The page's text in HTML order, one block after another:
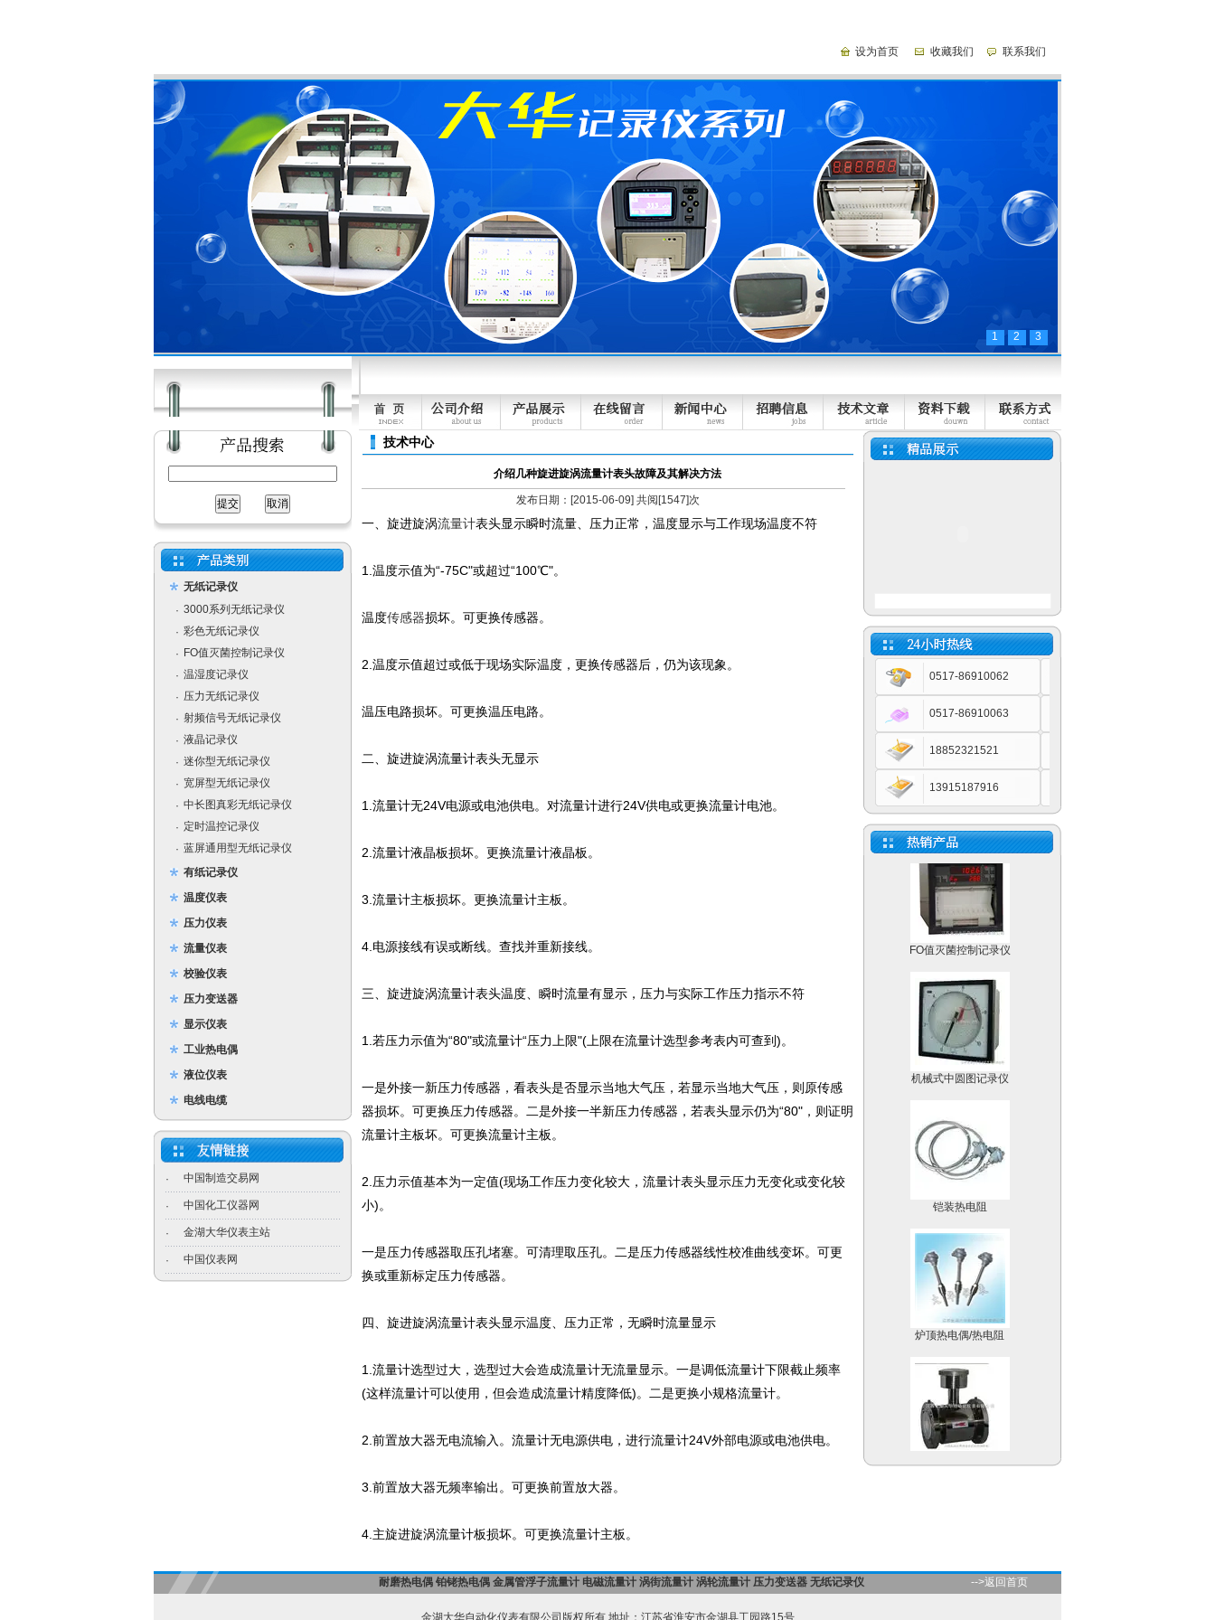
设为首页 收藏我们 联系我们
1 2 3
无纸记录仪
· 3000系列无纸记录仪
· 彩色无纸记录仪
· FO值灭菌控制记录仪
· 温湿度记录仪
· 压力无纸记录仪
· 射频信号无纸记录仪
· 液晶记录仪
· 迷你型无纸记录仪
· 宽屏型无纸记录仪
· 中长图真彩无纸记录仪
· 定时温控记录仪
· 蓝屏通用型无纸记录仪
有纸记录仪
温度仪表
压力仪表
流量仪表
校验仪表
压力变送器
显示仪表
工业热电偶
液位仪表
电线电缆
· 中国制造交易网
· 中国化工仪器网
· 金湖大华仪表主站
· 中国仪表网
技术中心
介绍几种旋进旋涡流量计表头故障及其解决方法
发布日期：[2015-06-09] 共阅[1547]次
一、旋进旋涡流量计表头显示瞬时流量、压力正常，温度显示与工作现场温度不符
1.温度示值为“-75C"或超过“100℃"。
温度传感器损坏。可更换传感器。
2.温度示值超过或低于现场实际温度，更换传感器后，仍为该现象。
温压电路损坏。可更换温压电路。
二、旋进旋涡流量计表头无显示
1.流量计无24V电源或电池供电。对流量计进行24V供电或更换流量计电池。
2.流量计液晶板损坏。更换流量计液晶板。
3.流量计主板损坏。更换流量计主板。
4.电源接线有误或断线。查找并重新接线。
三、旋进旋涡流量计表头温度、瞬时流量有显示，压力与实际工作压力指示不符
1.若压力示值为“80"或流量计“压力上限"(上限在流量计选型参考表内可查到)。
一是外接一新压力传感器，看表头是否显示当地大气压，若显示当地大气压，则原传感
器损坏。可更换压力传感器。二是外接一半新压力传感器，若表头显示仍为“80"，则证明
流量计主板坏。可更换流量计主板。
2.压力示值基本为一定值(现场工作压力变化较大，流量计表头显示压力无变化或变化较
小)。
一是压力传感器取压孔堵塞。可清理取压孔。二是压力传感器线性校准曲线变坏。可更
换或重新标定压力传感器。
四、旋进旋涡流量计表头显示温度、压力正常，无瞬时流量显示
1.流量计选型过大，选型过大会造成流量计无流量显示。一是调低流量计下限截止频率
(这样流量计可以使用，但会造成流量计精度降低)。二是更换小规格流量计。
2.前置放大器无电流输入。流量计无电源供电，进行流量计24V外部电源或电池供电。
3.前置放大器无频率输出。可更换前置放大器。
4.主旋进旋涡流量计板损坏。可更换流量计主板。
0517-86910062
0517-86910063
18852321521
13915187916
小长图有纸记录仪
蓝屏通用型无纸记录仪
FO值灭菌控制记录仪
机械式中圆图记录仪
炉顶热电偶/热电阻
不锈钢电磁流量计
温度补偿型涡街流量计
耐磨热电偶 铂铑热电偶 金属管浮子流量计 电磁流量计 涡街流量计 涡轮流量计 压力变送器 无纸记录仪 -->返回首页
金湖大华自动化仪表有限公司版权所有 地址：江苏省淮安市金湖县工园路15号